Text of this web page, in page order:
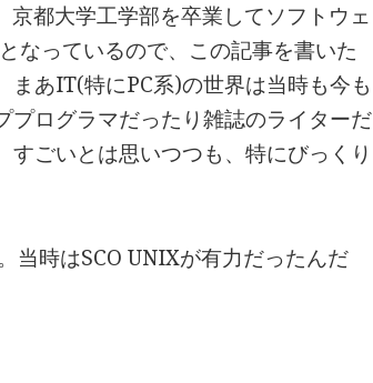
都大学工学部を卒業してソフトウェ
なっているので、この記事を書いた
あIT(特にPC系)の世界は当時も今も
プログラマだったり雑誌のライターだ
ごいとは思いつつも、特にびっくり
当時はSCO UNIXが有力だったんだ